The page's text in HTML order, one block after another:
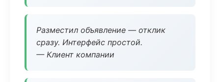
Разместил объявление — отклик
сразу. Интерфейс простой.
— Клиент компании